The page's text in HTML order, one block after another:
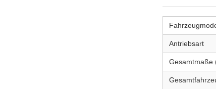
Antriebsart
Gesamtmaße